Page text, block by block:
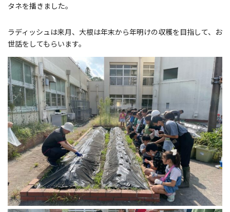
タネを播きました。
ラディッシュは来月、大根は年末から年明けの収穫を目指して、お
世話をしてもらいます。